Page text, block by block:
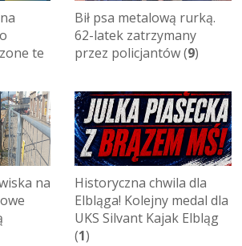
te
Bił psa metalową rurką.
62-latek zatrzymany
przez policjantów (9)
na
Historyczna chwila dla
Elbląga! Kolejny medal dla
UKS Silvant Kajak Elbląg
(1)